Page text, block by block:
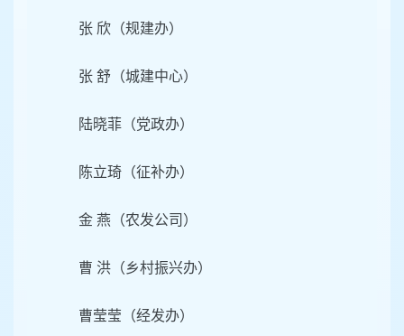
张 欣（规建办）
张 舒（城建中心）
陆晓菲（党政办）
陈立琦（征补办）
金 燕（农发公司）
曹 洪（乡村振兴办）
曹莹莹（经发办）